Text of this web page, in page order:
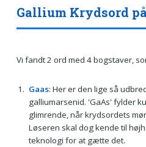
Gallium Krydsord
Vi fandt 2 ord med 4 bogstaver,
Gaas: Her er den lige så
galliumarsenid. 'GaAs' fylder
glimrende, når krydsordets
Løseren skal dog kende til
teknologi for at gætte det.